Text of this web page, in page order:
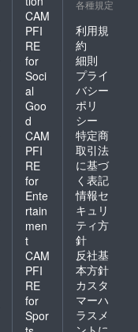
CAM
PFI
RE
for
Soci
al
Goo
d
CAM
PFI
RE
for
Ente
rtain
men
t
CAM
PFI
RE
for
Spor
各種規定
利用規
約
細則
プライ
バシー
ポリ
シー
特定商
取引法
に基づ
く表記
情報セ
キュリ
ティ方
針
反社基
本方針
カスタ
マーハ
ラスメ